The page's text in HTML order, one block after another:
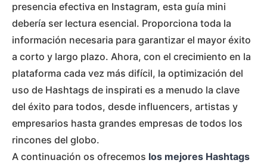
presencia efectiva en Instagram, esta guía mini
debería ser lectura esencial. Proporciona toda la
información necesaria para garantizar el mayor éxito
a corto y largo plazo. Ahora, con el crecimiento en la
plataforma cada vez más difícil, la optimización del
uso de Hashtags de inspirati es a menudo la clave
del éxito para todos, desde influencers, artistas y
empresarios hasta grandes empresas de todos los
rincones del globo.
A continuación os ofrecemos los mejores Hashtags